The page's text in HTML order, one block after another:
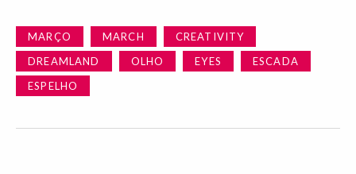
MARÇO MARCH
CREATIVITY
DREAMLAND
OLHO EYES
ESCADA
ESPELHO